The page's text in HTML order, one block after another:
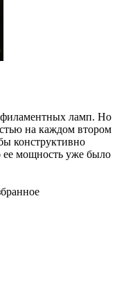
ламп. Но
на каждом втором
конструктивно
ее мощность уже было